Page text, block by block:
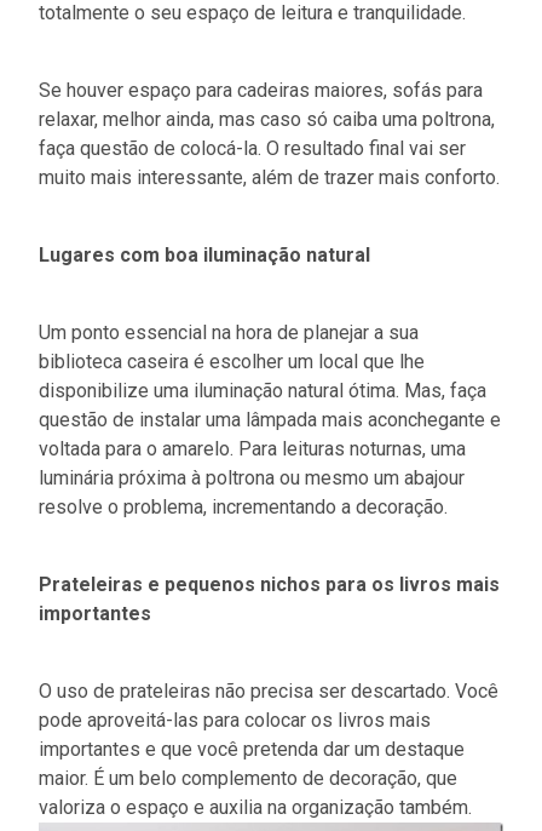
totalmente o seu espaço de leitura e tranquilidade.
Se houver espaço para cadeiras maiores, sofás para
relaxar, melhor ainda, mas caso só caiba uma poltrona,
faça questão de colocá-la. O resultado final vai ser
muito mais interessante, além de trazer mais conforto.
Lugares com boa iluminação natural
Um ponto essencial na hora de planejar a sua
biblioteca caseira é escolher um local que lhe
disponibilize uma iluminação natural ótima. Mas, faça
questão de instalar uma lâmpada mais aconchegante e
voltada para o amarelo. Para leituras noturnas, uma
luminária próxima à poltrona ou mesmo um abajour
resolve o problema, incrementando a decoração.
Prateleiras e pequenos nichos para os livros mais
importantes
O uso de prateleiras não precisa ser descartado. Você
pode aproveitá-las para colocar os livros mais
importantes e que você pretenda dar um destaque
maior. É um belo complemento de decoração, que
valoriza o espaço e auxilia na organização também.